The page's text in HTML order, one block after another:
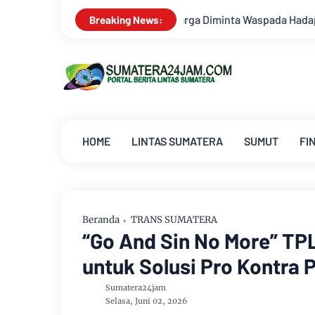
Breaking News:
Diminta Waspada Hadapi Puncak Kemarau Survei
HOME LINTAS SUMATERA SUMUT
Beranda TRANS SUMATERA
“Go And Sin No More”
untuk Solusi Pro Kontra
Sumatera24jam
Selasa, Juni 02, 2026